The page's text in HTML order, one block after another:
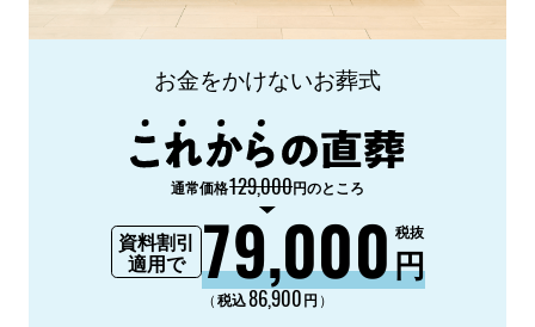
お金をかけないお葬式
通常価格129,000円のところ
資料割引
適用で
79,000円
税抜
（税込86,900円 ）